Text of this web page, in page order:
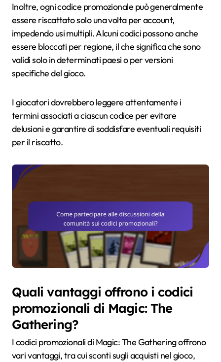
Inoltre, ogni codice promozionale può generalmente
essere riscattato solo una volta per account,
impedendo usi multipli. Alcuni codici possono anche
essere bloccati per regione, il che significa che sono
validi solo in determinati paesi o per versioni
specifiche del gioco.
I giocatori dovrebbero leggere attentamente i
termini associati a ciascun codice per evitare
delusioni e garantire di soddisfare eventuali requisiti
per il riscatto.
Quali vantaggi offrono i codici
promozionali di Magic: The
Gathering?
I codici promozionali di Magic: The Gathering offrono
vari vantaggi, tra cui sconti sugli acquisti nel gioco,